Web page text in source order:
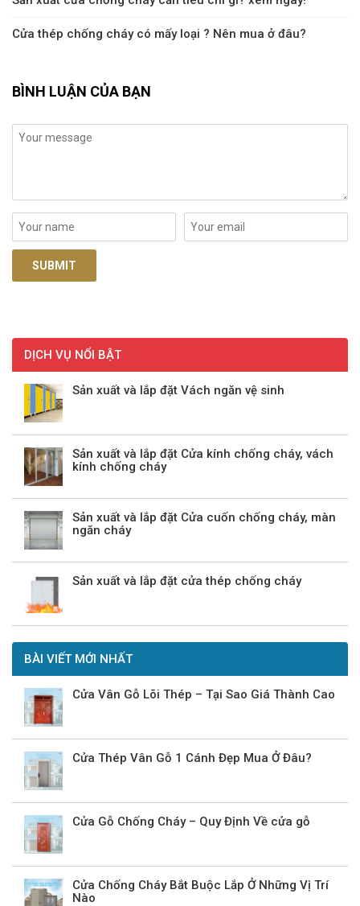
DỊCH VỤ NỔI BẬT
Sản xuất và lắp đặt Vách ngăn vệ sinh
Sản xuất và lắp đặt Cửa kính chống cháy, vách
kính chống cháy
Sản xuất và lắp đặt Cửa cuốn chống cháy, màn
ngăn cháy
Sản xuất và lắp đặt cửa thép chống cháy
BÀI VIẾT MỚI NHẤT
Cửa Vân Gỗ Lõi Thép – Tại Sao Giá Thành Cao
Cửa Thép Vân Gỗ 1 Cánh Đẹp Mua Ở Đâu?
Cửa Gỗ Chống Cháy – Quy Định Về cửa gỗ
Cửa Chống Cháy Bắt Buộc Lắp Ở Những Vị Trí
Nào
Cửa thép chống cháy có mấy loại ? Nên mua ở đâu?
BÌNH LUẬN CỦA BẠN